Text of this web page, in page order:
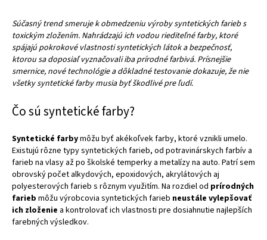
Súčasný trend smeruje k obmedzeniu výroby syntetických farieb s
toxickým zložením. Nahrádzajú ich vodou riediteľné farby, ktoré
spájajú pokrokové vlastnosti syntetických látok a bezpečnosť,
ktorou sa doposiaľ vyznačovali iba prírodné farbivá. Prísnejšie
smernice, nové technológie a dôkladné testovanie dokazuje, že nie
všetky syntetické farby musia byť škodlivé pre ľudí.
Čo sú syntetické farby?
Syntetické farbymôžu byť akékoľvek farby, ktoré vznikli umelo.
Existujú rôzne typy syntetických farieb, od potravinárskych farbív a
farieb na vlasy až po školské temperky a metalízy na auto. Patrí sem
obrovský počet alkydových, epoxidových, akrylátových aj
polyesterových farieb s rôznym využitím. Na rozdiel od prírodných
farieb môžu výrobcovia syntetických farieb neustále vylepšovať
ich zloženie a kontrolovať ich vlastnosti pre dosiahnutie najlepších
farebných výsledkov.